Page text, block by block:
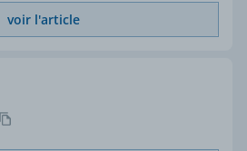
voir l'article